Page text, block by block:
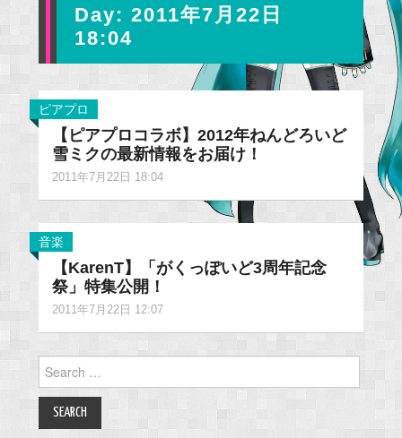
Day: 2011年7月22日
18:04
ピアプロ
【ピアプロコラボ】2012年ねんどろいど
雪ミクの最新情報をお届け！
2011年7月22日 18:04
音楽
【KarenT】「がくっぽいど3周年記念
祭」特集公開！
2011年7月22日 12:07
Search
for: